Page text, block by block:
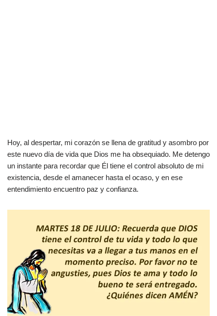
Hoy, al despertar, mi corazón se llena de gratitud y asombro por
este nuevo día de vida que Dios me ha obsequiado. Me detengo
un instante para recordar que Él tiene el control absoluto de mi
existencia, desde el amanecer hasta el ocaso, y en ese
entendimiento encuentro paz y confianza.